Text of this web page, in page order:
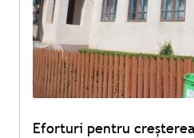
Eforturi pentru